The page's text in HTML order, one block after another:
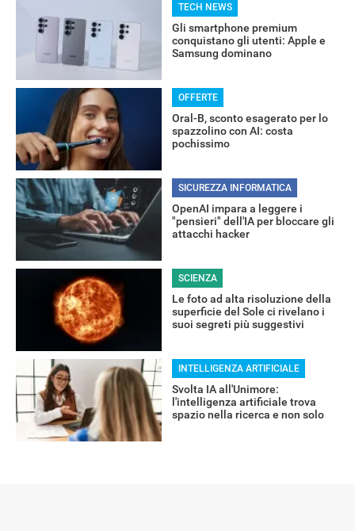
RECENSIONI
TECH NEWS
Gli smartphone premium
conquistano gli utenti: Apple e
Samsung dominano
OFFERTE
Oral-B, sconto esagerato per lo
spazzolino con AI: costa
pochissimo
SICUREZZA INFORMATICA
OpenAI impara a leggere i
"pensieri" dell'IA per bloccare gli
attacchi hacker
SCIENZA
Le foto ad alta risoluzione della
superficie del Sole ci rivelano i
suoi segreti più suggestivi
INTELLIGENZA ARTIFICIALE
Svolta IA all'Unimore:
l'intelligenza artificiale trova
spazio nella ricerca e non solo